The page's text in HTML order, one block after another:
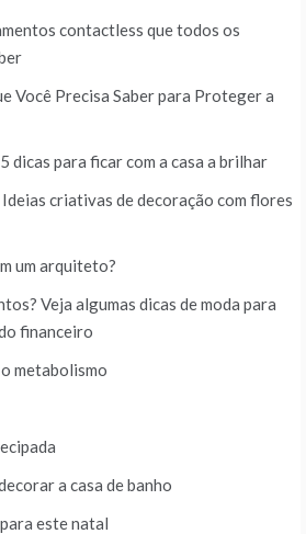
contactless que todos os
Você Precisa Saber para Proteger a
dicas para ficar com a casa a brilhar
criativas de decoração com flores
um arquiteto?
Veja algumas dicas de moda para
financeiro
metabolismo
a casa de banho
este natal